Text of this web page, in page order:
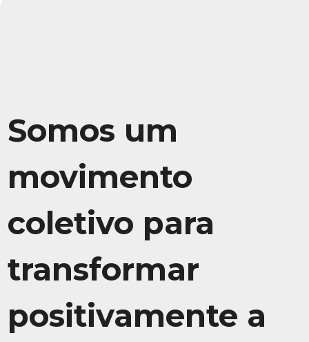
Somos um
movimento
coletivo para
transformar
positivamente a